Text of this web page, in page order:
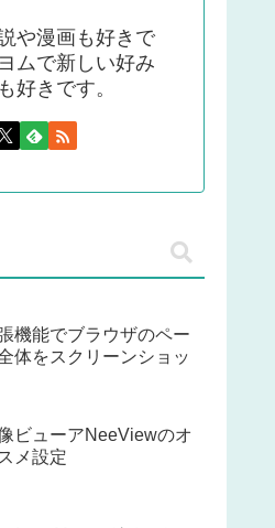
や漫画も好きで
ムで新しい好み
好きです。
機能でブラウザのペー
体をスクリーンショッ
ビューアNeeViewのオ
メ設定